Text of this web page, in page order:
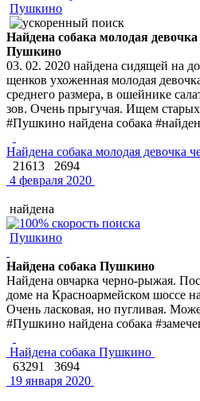
Пушкино
Найдена собака молодая девочка
Пушкино
03. 02. 2020 найдена сидящей на
щенков ухоженная молодая
среднего размера, в ошейнике
зов. Очень прыгучая. Ищем старых
#Пушкино найдена собака
Найдена собака молодая девочка
21613
2694
4 февраля 2020
найдена
Пушкино
Найдена собака Пушкино
Найдена овчарка черно-рыжая.
доме на Красноармейском шоссе
Очень ласковая, но пугливая.
#Пушкино найдена собака
Найдена собака Пушкино
63291
3694
19 января 2020